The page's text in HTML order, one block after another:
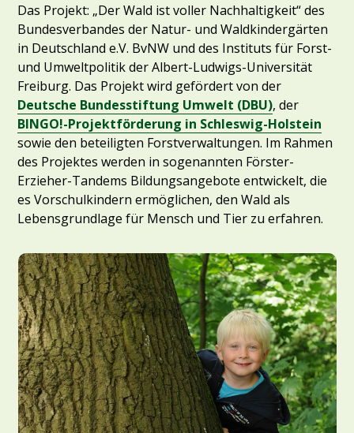
Das Projekt: „Der Wald ist voller Nachhaltigkeit“ des
Bundesverbandes der Natur- und Waldkindergärten
in Deutschland e.V. BvNW und des Instituts für Forst-
und Umweltpolitik der Albert-Ludwigs-Universität
Freiburg. Das Projekt wird gefördert von der
Deutsche Bundesstiftung Umwelt (DBU), der
BINGO!-Projektförderung in Schleswig-Holstein
sowie den beteiligten Forstverwaltungen. Im Rahmen
des Projektes werden in sogenannten Förster-
Erzieher-Tandems Bildungsangebote entwickelt, die
es Vorschulkindern ermöglichen, den Wald als
Lebensgrundlage für Mensch und Tier zu erfahren.